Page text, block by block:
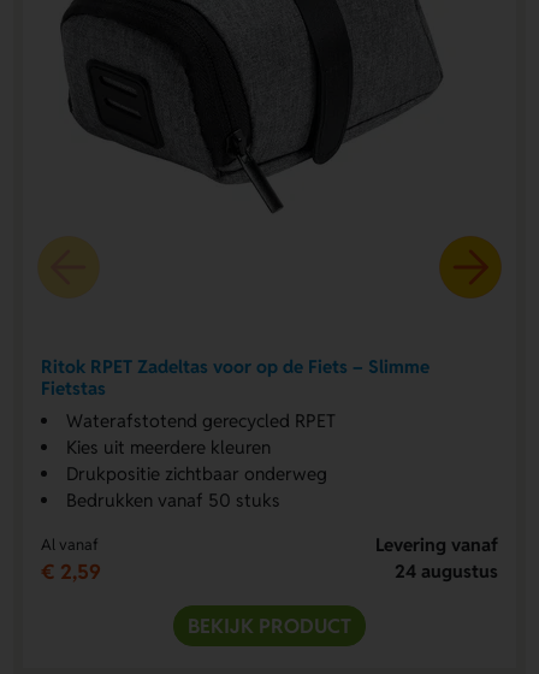
Ritok RPET Zadeltas voor op de Fiets – Slimme
Fietstas
Waterafstotend gerecycled RPET
Kies uit meerdere kleuren
Drukpositie zichtbaar onderweg
Bedrukken vanaf 50 stuks
Al vanaf
€ 2,59
Levering vanaf
24 augustus
BEKIJK PRODUCT